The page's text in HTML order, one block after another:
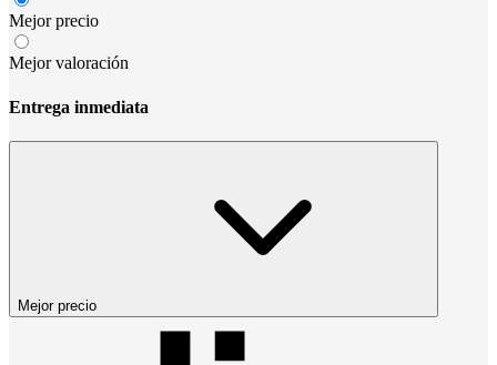
Mejor precio
Mejor valoración
Entrega inmediata
Mejor precio